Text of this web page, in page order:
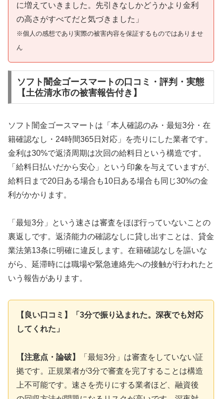
に増えていきました。先引きなしかどうかより金利
の高さがすべてだと気づきました」
※個人の感想であり実際の被害内容を保証するものではありませ
ん
ソフト闇金ゴースマートの口コミ・評判・実態
【土佐清水市の被害報告付き】
ソフト闇金ゴースマートは「本人確認のみ・最短3分・在
籍確認なし・24時間365日対応」を売りにした業者です。
金利は30%で返済周期は次回の給料日という構造です。
「給料日払いだから安心」という印象を与えていますが、
給料日まで20日ある場合も10日ある場合も同じ30%の金
利がかかります。
「最短3分」という速さは審査をほぼ行っていないことの
裏返しです。返済能力の確認なしに貸し出すことは、貸金
業法第13条に明確に違反します。在籍確認なしを謳いな
がら、延滞時には職場や緊急連絡先への接触が行われたと
いう報告があります。
【良い口コミ】「3分で振り込まれた。深夜でも対応
してくれた」
【注意点・論破】
「最短3分」は審査をしていない証
拠です。正規業者が3分で審査を完了することは構造
上不可能です。速さを売りにする業者ほど、融資後